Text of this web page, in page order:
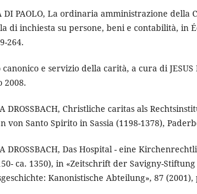
DI PAOLO, La ordinaria amministrazione della
di inchiesta su persone, beni e contabilità, in
264.
e servizio della carità, a cura di JESUS
2008.
DROSSBACH, Christliche caritas als
von Santo Spirito in Sassia (1198-1378),
DROSSBACH, Das Hospital - eine
ca. 1350), in «Zeitschrift der Savigny-
Kanonistische Abteilung», 87 (2001),